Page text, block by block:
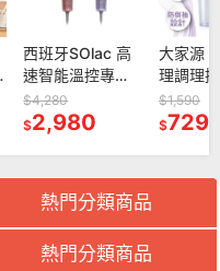
大家源 多功能料
理調理攪拌棒-全
配 TCY-6706
$1,590
$729
【安全
2插3P
USB超
$699
$449
熱門分類商品
熱門分類商品